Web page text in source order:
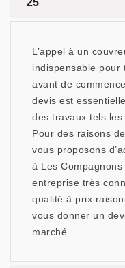
25
L’appel à un
indispensable pour
avant de
devis est
des travaux tels
Pour des raisons
vous proposons
à Les Compagnons
entreprise très
qualité à prix
vous donner un
marché.